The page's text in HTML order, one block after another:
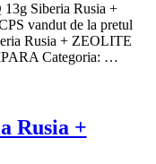
Siberia Rusia +
vandut de la pretul
Rusia + ZEOLITE
Categoria: …
Rusia +